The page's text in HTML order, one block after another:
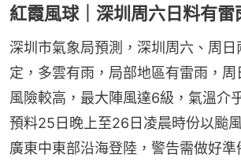
紅霞風球｜深圳周六日料有雷
深圳市氣象局預測，深圳周六、周
定，多雲有雨，局部地區有雷雨，
風險較高，最大陣風達6級，氣溫介
預料25日晚上至26日凌晨時份以颱
廣東中東部沿海登陸，警告需做好準